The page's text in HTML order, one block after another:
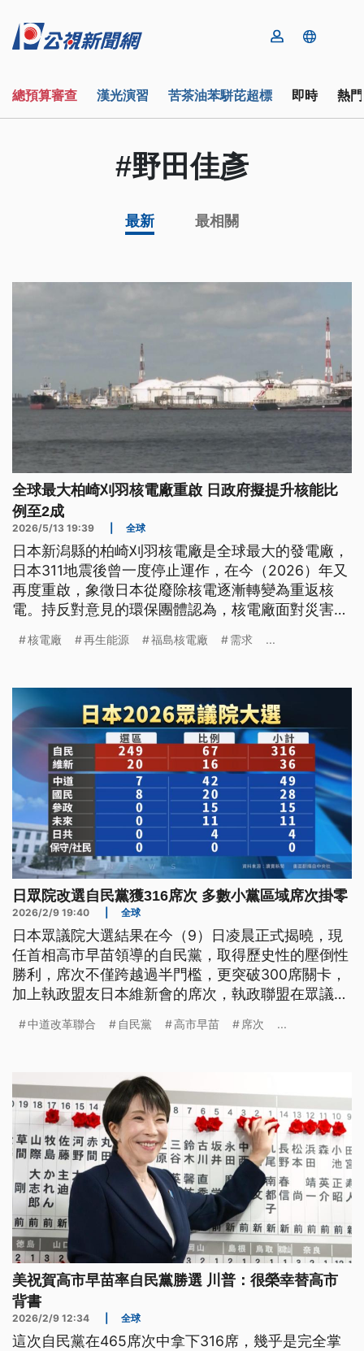
總預算審查 漢光演習 苦茶油苯駢芘超標 即時 熱
#野田佳彥
最新 最相關
全球最大柏崎刈羽核電廠重啟 日政府擬提升核能比
例至2成
2026/5/13 19:39 全球
日本新潟縣的柏崎刈羽核電廠是全球最大的發電廠，
日本311地震後曾一度停止運作，在今（2026）年又
再度重啟，象徵日本從廢除核電逐漸轉變為重返核
電。持反對意見的環保團體認為，核電廠面對災害時
等問題。但也有專家說，短時間內再生能源不可能完
持供電穩定。
核電廠 再生能源 福島核電廠 需求 ...
日眾院改選自民黨獲316席次 多數小黨區域席次掛零
2026/2/9 19:40 全球
日本眾議院大選結果在今（9）日凌晨正式揭曉，現
任首相高市早苗領導的自民黨，取得歷史性的壓倒性
勝利，席次不僅跨越過半門檻，更突破300席關卡，
加上執政盟友日本維新會的席次，執政聯盟在眾議院
本進入高市早苗獨強時代。
中道改革聯合 自民黨 高市早苗 席次 ...
美祝賀高市早苗率自民黨勝選 川普：很榮幸替高市
背書
2026/2/9 12:34 全球
這次自民黨在465席次中拿下316席，幾乎是完全掌